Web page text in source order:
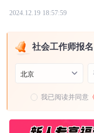
2024.12.19 18:57:59
社会工作师报
北京
我已阅读并同意